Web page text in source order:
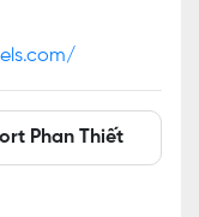
Phan Thiết